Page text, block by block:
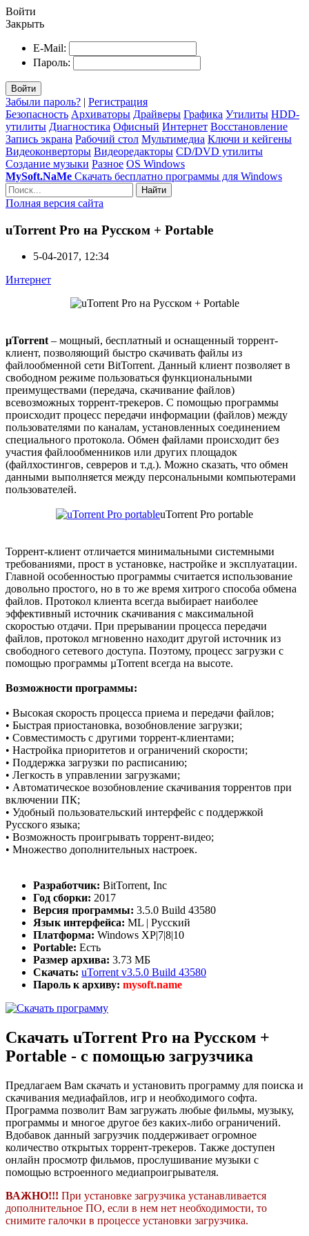
Войти
Закрыть
E-Mail:
Пароль:
Войти
Забыли пароль? | Регистрация
Безопасность Архиваторы Драйверы Графика Утилиты HDD-
утилиты Диагностика Офисный Интернет Восстановление
Запись экрана Рабочий стол Мультимедиа Ключи и кейгены
Видеоконверторы Видеоредакторы CD/DVD утилиты
Создание музыки Разное OS Windows
MySoft.NaMe Скачать бесплатно программы для Windows
Найти
Полная версия сайта
uTorrent Pro на Русском + Portable
5-04-2017, 12:34
Интернет
µTorrent– мощный, бесплатный и оснащенный торрент-
клиент, позволяющий быстро скачивать файлы из
файлообменной сети BitTorrent. Данный клиент позволяет в
свободном режиме пользоваться функциональными
преимуществами (передача, скачивание файлов)
всевозможных торрент-трекеров. С помощью программы
происходит процесс передачи информации (файлов) между
пользователями по каналам, установленных соединением
специального протокола. Обмен файлами происходит без
участия файлообменников или других площадок
(файлхостингов, севреров и т.д.). Можно сказать, что обмен
данными выполняется между персональными компьютерами
пользователей.
uTorrent Pro portable
Торрент-клиент отличается минимальными системными
требованиями, прост в установке, настройке и эксплуатации.
Главной особенностью программы считается использование
довольно простого, но в то же время хитрого способа обмена
файлов. Протокол клиента всегда выбирает наиболее
эффективный источник скачивания с максимальной
скоростью отдачи. При прерывании процесса передачи
файлов, протокол мгновенно находит другой источник из
свободного сетевого доступа. Поэтому, процесс загрузки с
помощью программы µTorrent всегда на высоте.
Возможности программы:
• Высокая скорость процесса приема и передачи файлов;
• Быстрая приостановка, возобновление загрузки;
• Совместимость с другими торрент-клиентами;
• Настройка приоритетов и ограничений скорости;
• Поддержка загрузки по расписанию;
• Легкость в управлении загрузками;
• Автоматическое возобновление скачивания торрентов при
включении ПК;
• Удобный пользовательский интерфейс с поддержкой
Русского языка;
• Возможность проигрывать торрент-видео;
• Множество дополнительных настроек.
Разработчик: BitTorrent, Inc
Год сборки: 2017
Версия программы: 3.5.0 Build 43580
Язык интерфейса: ML | Русский
Платформа: Windows XP|7|8|10
Portable: Есть
Размер архива: 3.73 МБ
Скачать: uTorrent v3.5.0 Build 43580
Пароль к архиву: mysoft.name
Скачать uTorrent Pro на Русском +
Portable - с помощью загрузчика
Предлагаем Вам скачать и установить программу для поиска и
скачивания медиафайлов, игр и необходимого софта.
Программа позволит Вам загружать любые фильмы, музыку,
программы и многое другое без каких-либо ограничений.
Вдобавок данный загрузчик поддерживает огромное
количество открытых торрент-трекеров. Также доступен
онлайн просмотр фильмов, прослушивание музыки с
помощью встроенного медиапроигрывателя.
ВАЖНО!!! При установке загрузчика устанавливается
дополнительное ПО, если в нем нет необходимости, то
снимите галочки в процессе установки загрузчика.